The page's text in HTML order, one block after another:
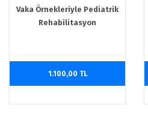
Vaka Örnekleriyle Pediatrik
Rehabilitasyon
1.100,00 TL